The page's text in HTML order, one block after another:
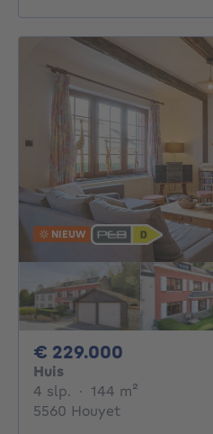
NIEUW
€ 229.000
Huis
4 slp. 4 slaapkamers
· 144 m²
5560 Houyet